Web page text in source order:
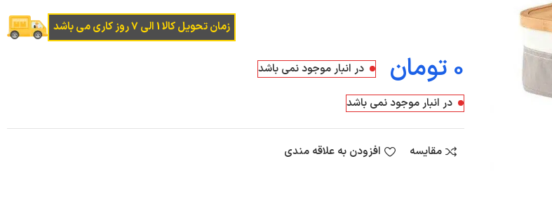
زمان تحویل کالا 1 الی 7 روز کاری می باشد
تومان در انبار موجود نمی باشد
در انبار موجود نمی باشد
مقایسه افزودن به علاقه مندی